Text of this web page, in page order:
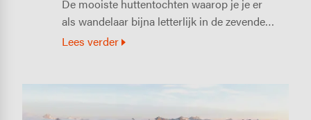
De mooiste huttentochten waarop je je er
als wandelaar bijna letterlijk in de zevende…
Lees verder